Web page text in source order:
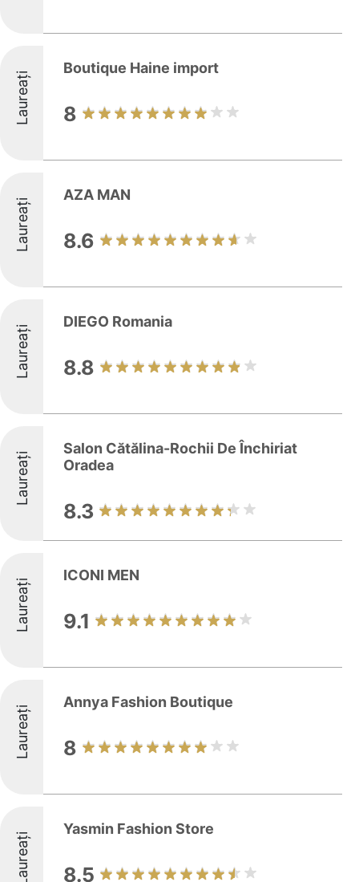
Laureați
Boutique Haine import
8
Laureați
AZA MAN
8.6
Laureați
DIEGO Romania
8.8
Laureați
Salon Cătălina-Rochii De Închiriat
Oradea
8.3
Laureați
ICONI MEN
9.1
Laureați
Annya Fashion Boutique
8
Laureați
Yasmin Fashion Store
8.5